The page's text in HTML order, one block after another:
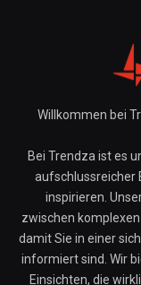
Willkommen bei
Bei Trendza ist es
aufschlussreicher
inspirieren.
zwischen
damit Sie in einer
informiert sind. Wir
Einsichten, die